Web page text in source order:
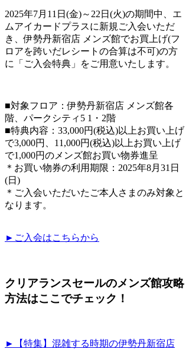
2025年7月11日(金)～22日(火)の期間中、エ
ムアイカードプラスに新規ご入会いただ
き、伊勢丹新宿店 メンズ館でお買上げ(フ
ロアを跨いだレシートの合算は不可)の方
に「ご入会特典」をご用意いたします。
■対象フロア：伊勢丹新宿店 メンズ館各
階、パークシティ5 1・2階
■特典内容：33,000円(税込)以上お買い上げ
で3,000円、11,000円(税込)以上お買い上げ
で1,000円のメンズ館お買い物券進呈
＊お買い物券の利用期限：2025年8月31日
(日)
＊ご入会いただいたご本人さまのみ対象と
なります。
►ご入会はこちらから
クリアランスセールのメンズ館攻略
方法はここでチェック！
►【特集】混雑する時期の伊勢丹新宿店